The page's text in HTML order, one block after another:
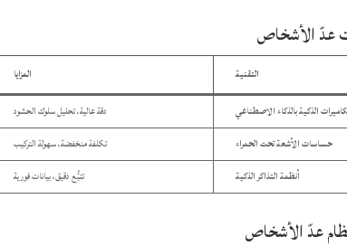
عدّ الأشخاص
التقنية المزايا
الذكية بالذكاء الاصطناعي دقة عالية، تحليل سلوك الحشود
حساسات الأشعة تحت الحمراء
تكلفة منخفضة، سهولة التركيب
أنظمة التذاكر الذكية
تتبُّع دقيق، بيانات فورية
عدّ الأشخاص